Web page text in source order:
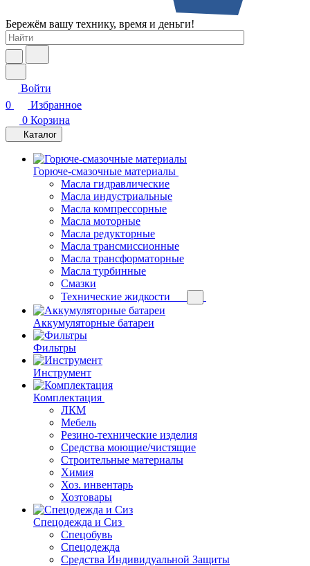
Бережём вашу технику, время и деньги!
Войти
0
Избранное
0 Корзина
Каталог
Горюче-смазочные материалы
Масла гидравлические
Масла индустриальные
Масла компрессорные
Масла моторные
Масла редукторные
Масла трансмиссионные
Масла трансформаторные
Масла турбинные
Смазки
Технические жидкости
Аккумуляторные батареи
Фильтры
Инструмент
Комплектация
ЛКМ
Мебель
Резино-технические изделия
Средства моющие/чистящие
Строительные материалы
Химия
Хоз. инвентарь
Хозтовары
Спецодежда и Сиз
Спецобувь
Спецодежда
Средства Индивидуальной Защиты